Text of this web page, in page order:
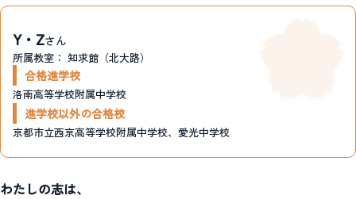
Y・Zさん
所属教室： 知求館（北大路）
合格進学校
洛南高等学校附属中学校
進学校以外の合格校
京都市立西京高等学校附属中学校、愛光中学校
わたしの志は、